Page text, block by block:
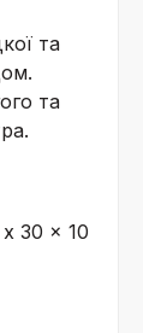
та
та
30 x 10